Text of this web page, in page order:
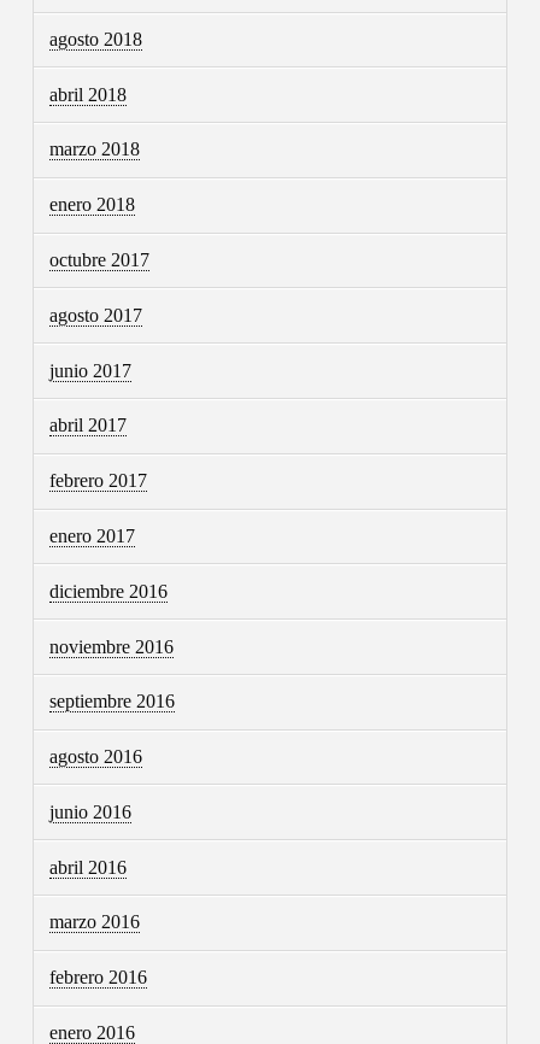
agosto 2018
abril 2018
marzo 2018
enero 2018
octubre 2017
agosto 2017
junio 2017
abril 2017
febrero 2017
enero 2017
diciembre 2016
noviembre 2016
septiembre 2016
agosto 2016
junio 2016
abril 2016
marzo 2016
febrero 2016
enero 2016